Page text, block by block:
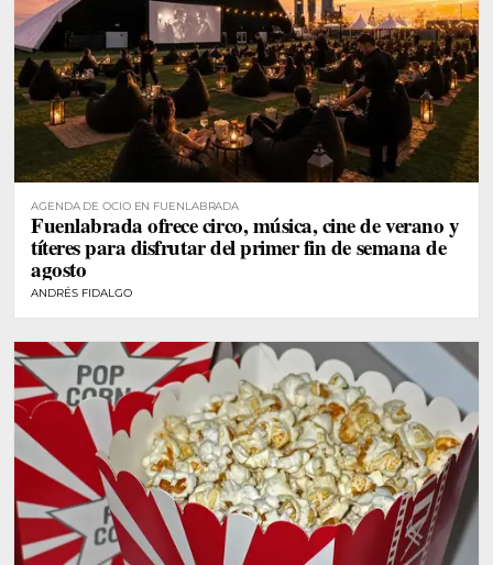
AGENDA DE OCIO EN FUENLABRADA
Fuenlabrada ofrece circo, música, cine de verano y
títeres para disfrutar del primer fin de semana de
agosto
ANDRÉS FIDALGO